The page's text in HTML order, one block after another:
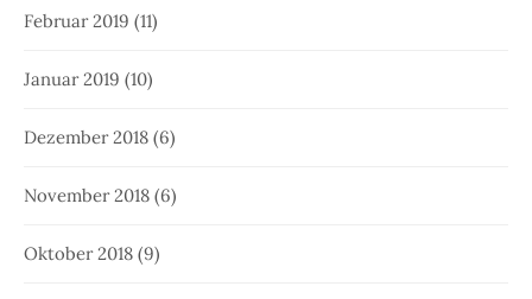
Februar 2019 (11)
Januar 2019 (10)
Dezember 2018 (6)
November 2018 (6)
Oktober 2018 (9)